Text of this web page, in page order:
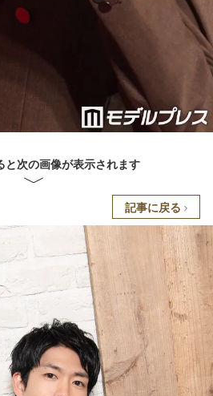
と次の画像が表示されます
記事に戻る